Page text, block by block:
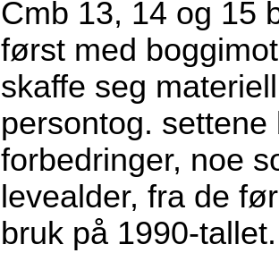
Cmb 13, 14 og 15
først med
skaffe seg
persontog.
forbedringer, noe
levealder, fra de
bruk på 1990-tallet.